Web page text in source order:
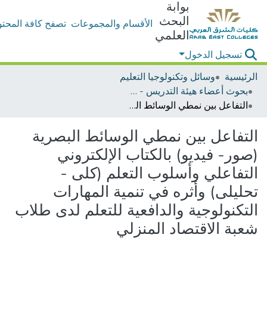
بوابة
البحث
العلمي
الأقسام والمجموعات تصفح كافة
تسجيل الدخول
الرئيسية
وسائل وتكنولوجيا التعليم
بحوث أعضاء هيئة التدريس - وسائل وتكنولوجيا التعليم
التفاعل بين نمطي الوسائط البصرية (صور- فيديو) بالكتاب الإلكتروني التفاعلي وأسلوب التعلم (كلى - تحليلى) وأثره في تنمية المهارات التكنولوجية والدافعية للتعلم لدى طلاب شعبة الاقتصاد المنزلي
التفاعل بين نمطي الوسائط البصرية
(صور- فيديو) بالكتاب الإلكتروني
التفاعلي وأسلوب التعلم (كلى -
تحليلى) وأثره في تنمية المهارات
التكنولوجية والدافعية للتعلم لدى طلاب
شعبة الاقتصاد المنزلي